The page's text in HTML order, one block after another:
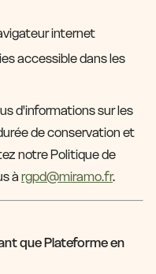
internet
accessible dans les
d'informations sur les
de conservation et
notre Politique de
àrgpd@miramo.fr.
que Plateforme en